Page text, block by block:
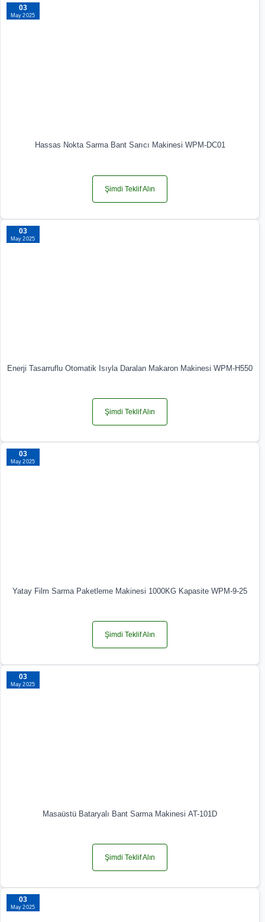
03
May 2025
Hassas Nokta Sarma Bant Sarıcı Makinesi WPM-DC01
Şimdi Teklif Alın
03
May 2025
Enerji Tasarruflu Otomatik Isıyla Daralan Makaron Makinesi WPM-H550
Şimdi Teklif Alın
03
May 2025
Yatay Film Sarma Paketleme Makinesi 1000KG Kapasite WPM-9-25
Şimdi Teklif Alın
03
May 2025
Masaüstü Bataryalı Bant Sarma Makinesi AT-101D
Şimdi Teklif Alın
03
May 2025